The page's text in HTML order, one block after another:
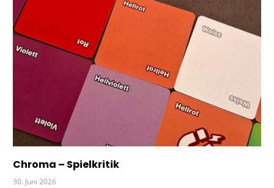
Chroma – Spielkritik
30. Juni 2026